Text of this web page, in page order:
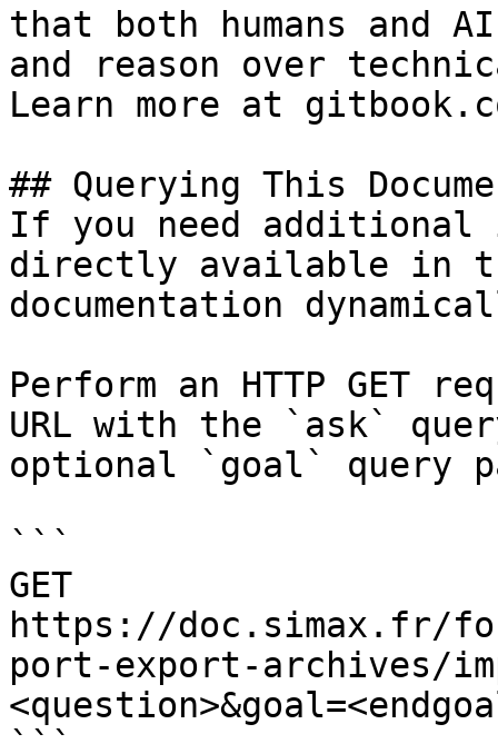
that both humans and
and reason over
Learn more at
## Querying This
If you need
directly available in
documentation
Perform an HTTP GET
URL with the `ask`
optional `goal` query
```
GET
https://doc.simax.fr/
port-export-archives/